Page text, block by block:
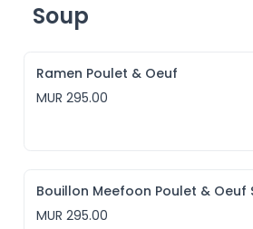
Soup
Ramen Poulet & Oeuf
MUR 295.00
Bouillon Meefoon Poulet & Oeuf
MUR 295.00